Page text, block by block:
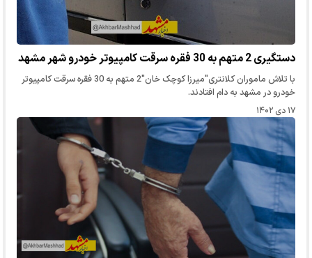
دستگیری 2 متهم به 30 فقره سرقت کامپیوتر خودرو شهر مشهد
با تلاش ماموران کلانتری"میرزا کوچک خان"2 متهم به 30 فقره سرقت کامپیوتر
خودرو در مشهد به دام افتادند.
۱۷ دی ۱۴۰۲